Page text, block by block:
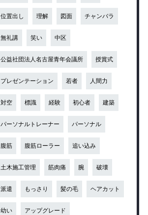
位置出し 理解 図面 チャンバラ
無礼講 笑い 中区
公益社団法人名古屋青年会議所 授賞式
プレゼンテーション 若者 人間力
対空 標識 経験 初心者 建築
パーソナルトレーナー パーソナル
腹筋 腹筋ローラー 追い込み
土木施工管理 筋肉痛 腕 破壊
派遣 もっさり 髪の毛 ヘアカット
幼い アップグレード